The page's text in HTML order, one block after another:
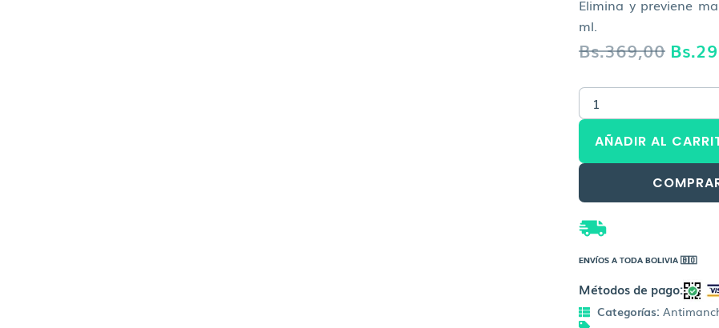
Elimina y previene
ml.
Bs.369,00 El
era:
Bs.
BELLA
AURORA
Protector
Solar
Anti
Seca
Spf50
cantidad
AÑADIR AL
ENVÍOS A TODA BOLIVIA 🇧🇴
Métodos de pago:
Categorías: